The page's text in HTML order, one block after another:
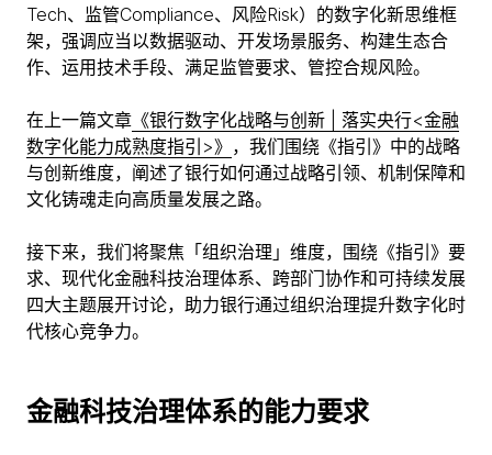
Tech、监管Compliance、风险Risk）的数字化新思维框
架，强调应当以数据驱动、开发场景服务、构建生态合
作、运用技术手段、满足监管要求、管控合规风险。
在上一篇文章 《银行数字化战略与创新 | 落实央行<金融
数字化能力成熟度指引>》 ，我们围绕《指引》中的战略
与创新维度，阐述了银行如何通过战略引领、机制保障和
文化铸魂走向高质量发展之路。
接下来，我们将聚焦「组织治理」维度，围绕《指引》要
求、现代化金融科技治理体系、跨部门协作和可持续发展
四大主题展开讨论，助力银行通过组织治理提升数字化时
代核心竞争力。
金融科技治理体系的能力要求